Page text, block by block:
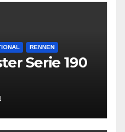
RENNEN
Serie 190